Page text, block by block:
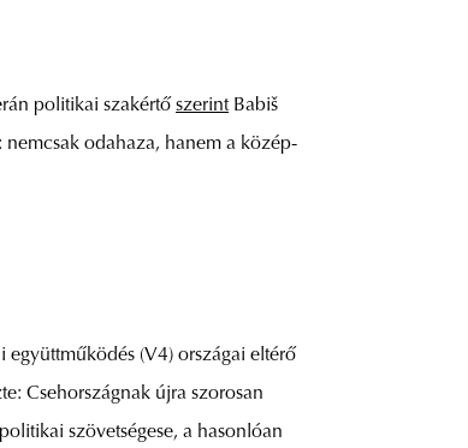
politikai szakértő szerintBabiš
odahaza, hanem a közép-
(V4) országai eltérő
Csehországnak újra szorosan
szövetségese, a hasonlóan